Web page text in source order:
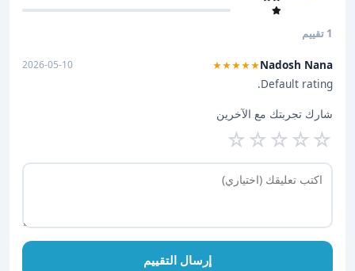
1 تقييم
Nadosh Nana
★★★★★
2026-05-10
Default rating.
شارك تجربتك مع الآخرين
☆
☆
☆
☆
☆
إرسال التقييم